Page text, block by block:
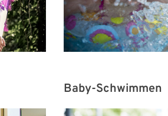
Baby-Schwimmen